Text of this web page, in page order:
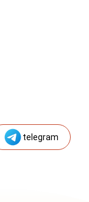
telegram